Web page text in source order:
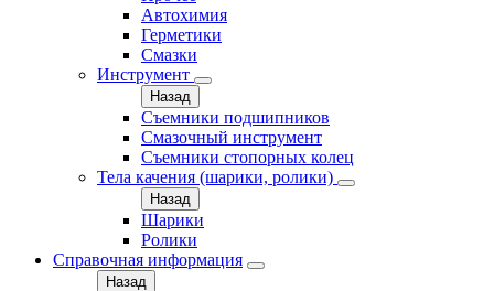
Автохимия
Герметики
Смазки
Инструмент
Назад
Съемники подшипников
Смазочный инструмент
Съемники стопорных колец
Тела качения (шарики, ролики)
Назад
Шарики
Ролики
Справочная информация
Назад